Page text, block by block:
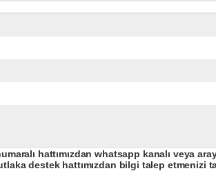
hattımızdan whatsapp kanalı veya
destek hattımızdan bilgi talep etmenizi